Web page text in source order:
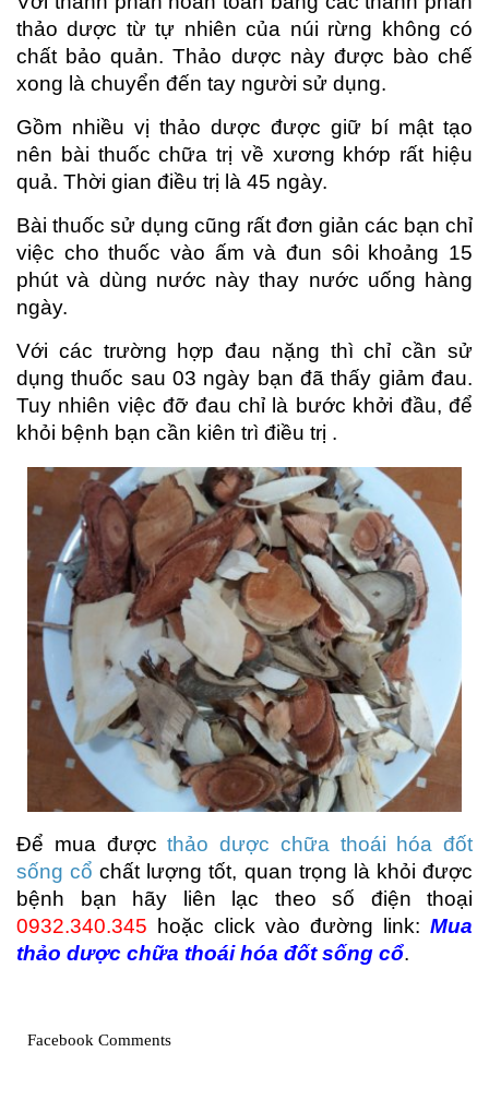
thảo dược từ tự nhiên của núi rừng không có
chất bảo quản. Thảo dược này được bào chế
xong là chuyển đến tay người sử dụng.
Gồm nhiều vị thảo dược được giữ bí mật tạo
nên bài thuốc chữa trị về xương khớp rất hiệu
quả. Thời gian điều trị là 45 ngày.
Bài thuốc sử dụng cũng rất đơn giản các bạn chỉ
việc cho thuốc vào ấm và đun sôi khoảng 15
phút và dùng nước này thay nước uống hàng
ngày.
Với các trường hợp đau nặng thì chỉ cần sử
dụng thuốc sau 03 ngày bạn đã thấy giảm đau.
Tuy nhiên việc đỡ đau chỉ là bước khởi đầu, để
khỏi bệnh bạn cần kiên trì điều trị .
Để mua đượcthảo dược chữa thoái hóa đốt
sống cổchất lượng tốt, quan trọng là khỏi được
bệnh bạn hãy liên lạc theo số điện thoại
0932.340.345 hoặc click vào đường link: Mua
thảo dược chữa thoái hóa đốt sống cổ.
Facebook Comments